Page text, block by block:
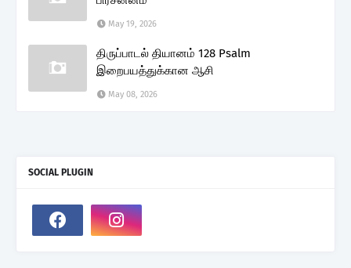
May 19, 2026
திருப்பாடல் தியானம் 128 Psalm
இறைபயத்துக்கான ஆசி
May 08, 2026
SOCIAL PLUGIN